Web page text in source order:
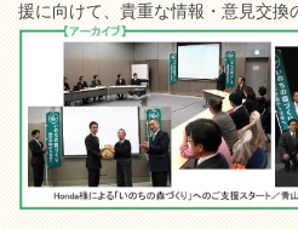
援に向けて、貴重な情報・意見交換